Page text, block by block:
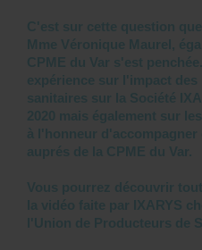
C'est sur cette question
Mme Véronique Maurel,
CPME du Var s'est
expérience sur l'impact
sanitaires sur la Société
2020 mais également sur
à l'honneur
auprés de la CPME du Var.
Vous pourrez découvrir
la vidéo faite par IXARYS
l'Union de Producteurs de